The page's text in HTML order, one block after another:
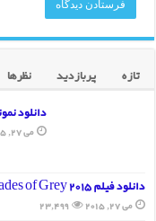
تازه پربازدید نظرها
دانلود
می 27, 2015
دانلود فیلم Fifty Shades of Grey 2015
می 27, 2015 23,499